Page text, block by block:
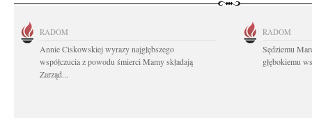
RADOM
Annie Ciskowskiej wyrazy najgłębszego
współczucia z powodu śmierci Mamy składają
Zarząd...
RADOM
Sędziemu
głębokiemu